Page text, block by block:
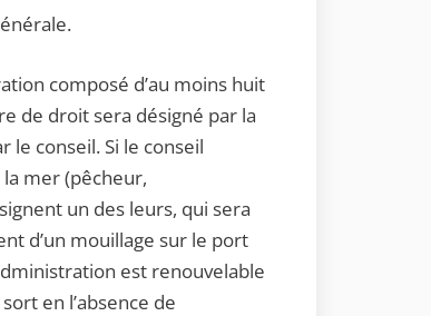
composé d’au moins huit
de droit sera désigné par la
conseil. Si le conseil
mer (pêcheur,
un des leurs, qui sera
d’un mouillage sur le port
est renouvelable
en l’absence de